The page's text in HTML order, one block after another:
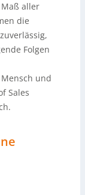
aller
die
Folgen
und
Sales